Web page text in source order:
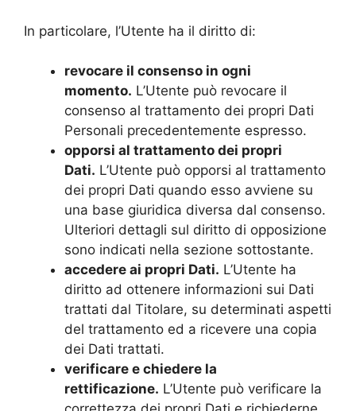
In particolare, l’Utente ha il diritto di:
revocare il consenso in ogni
momento. L’Utente può revocare il
consenso al trattamento dei propri Dati
Personali precedentemente espresso.
opporsi al trattamento dei propri
Dati. L’Utente può opporsi al trattamento
dei propri Dati quando esso avviene su
una base giuridica diversa dal consenso.
Ulteriori dettagli sul diritto di opposizione
sono indicati nella sezione sottostante.
accedere ai propri Dati. L’Utente ha
diritto ad ottenere informazioni sui Dati
trattati dal Titolare, su determinati aspetti
del trattamento ed a ricevere una copia
dei Dati trattati.
verificare e chiedere la
rettificazione. L’Utente può verificare la